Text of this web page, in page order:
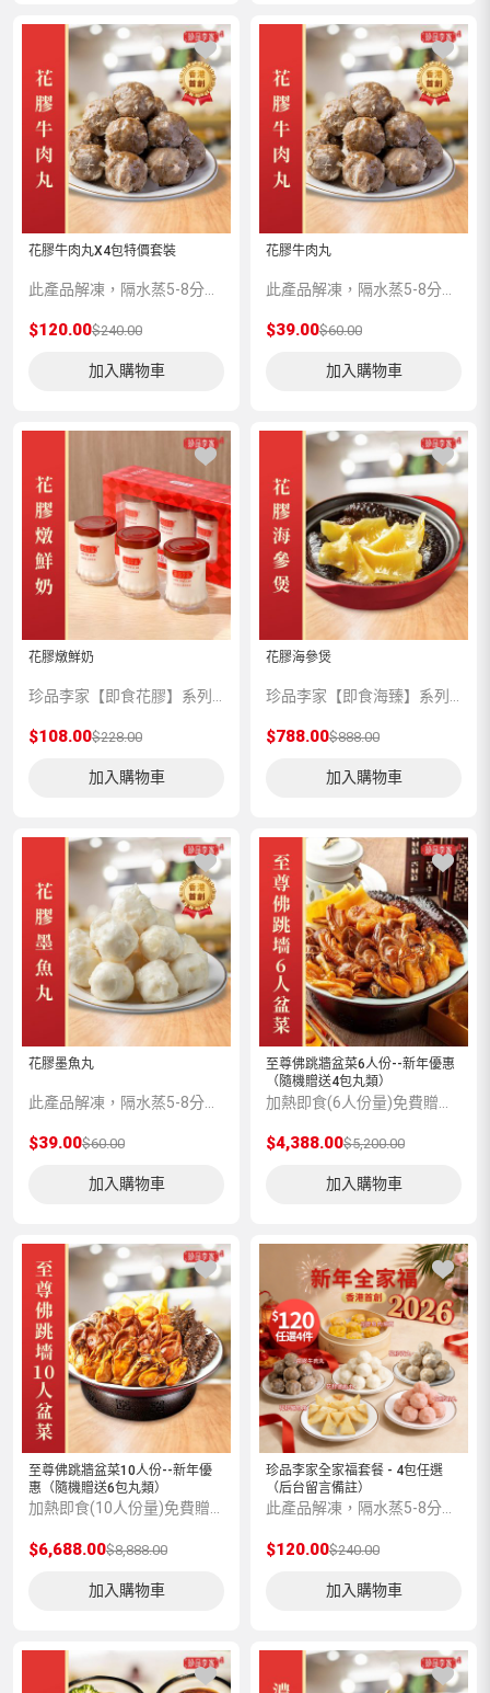
花膠牛肉丸X4包特價套裝
$120.00$240.00
加入購物車
花膠牛肉丸
$39.00$60.00
加入購物車
花膠燉鮮奶
$108.00$228.00
加入購物車
花膠海參煲
$788.00$888.00
加入購物車
花膠墨魚丸
$39.00$60.00
加入購物車
至尊佛跳牆盆菜6人份--新年優惠
（隨機贈送4包丸類）
$4,388.00$5,200.00
加入購物車
至尊佛跳牆盆菜10人份--新年優
惠（隨機贈送6包丸類）
加熱即食(10人份量)免費贈送保溫袋 , 保溫盒及不鏽鋼盆
$6,688.00$8,888.00
加入購物車
珍品李家全家福套餐 - 4包任選
（后台留言備註）
此產品解凍，隔水蒸5-8分鍾味道更加香濃。 4包款式任選，留言備註，如果未留言。隨機出貨。
$120.00$240.00
加入購物車